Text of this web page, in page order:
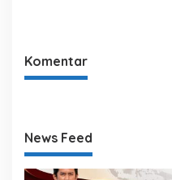
Komentar
News Feed